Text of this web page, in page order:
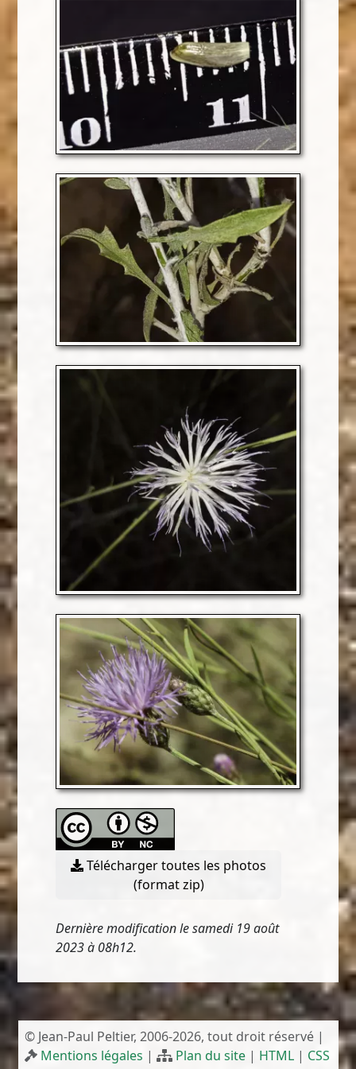
Télécharger toutes les photos
(format zip)
Dernière modification le samedi 19 août
2023 à 08h12.
© Jean-Paul Peltier, 2006-2026, tout droit réservé |
Mentions légales | Plan du site| HTML| CSS